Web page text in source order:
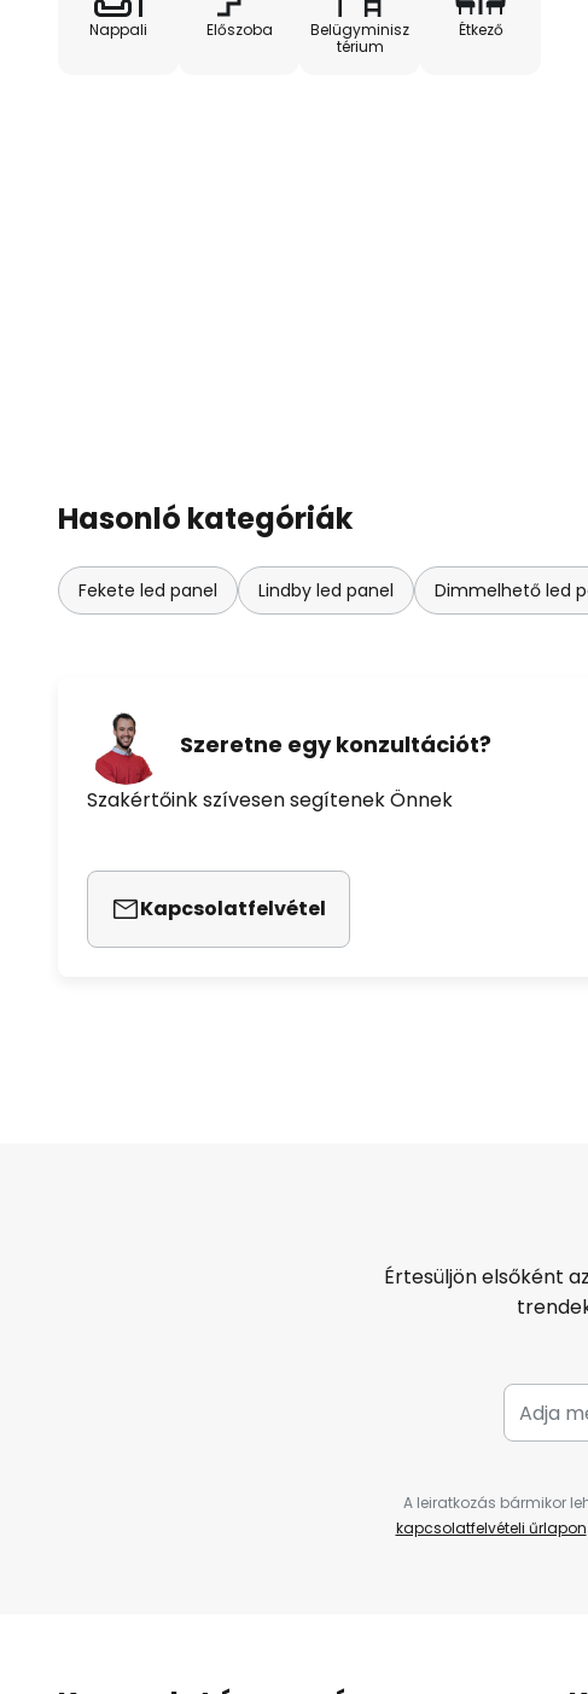
Nappali Előszoba
Belügyminisz
térium
Étkező
Hasonló kategóriák
Fekete led panel Lindby led panel Dimmelhető led
Szeretne egy konzultációt?
Szakértőink szívesen segítenek Önnek
Kapcsolatfelvétel
Értesüljön elsőként
A leiratkozás bármikor
kapcsolatfelvételi űrlapon